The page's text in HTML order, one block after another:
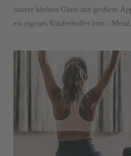
unsere kleinen Gäste mit großem
ein eigenes Kinderbuffet bzw. –Menü.